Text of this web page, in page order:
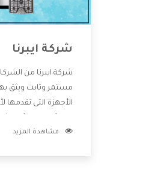
شركة ايبرنا
شركة ايبرنا من
مستمر وثابت ويثق
الأجهزة التى تقدمها
خدمات ما بعد البيع
مشاهدة المزيد